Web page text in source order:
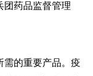
团药品监督管理
需的重要产品。疫